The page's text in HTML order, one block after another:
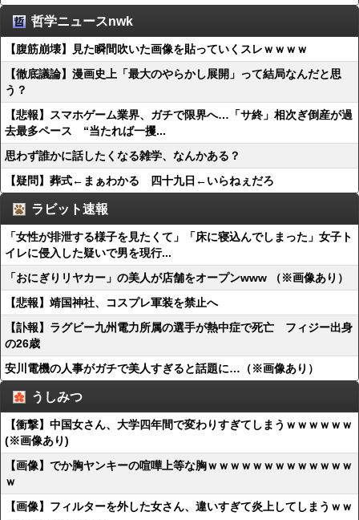
哲学ニュースnwk
【腹筋崩壊】見た瞬間吹いた画像を貼っていくスレｗｗｗｗ
【徹底議論】漫画史上「最大のやらかし展開」って結局なんだと思
う？
【悲報】スマホゲーム業界、ガチで限界へ…「サ終」相次ぎ倒産が過
去最多ペース “当たれば一攫...
思わず誰かに話したくなる雑学、なんかある？
【疑問】葬式←まぁわかる 四十九日←いらねぇだろ
ラビット速報
「女性が排泄する様子を見たくて」「床に寝込んでしまった」女子ト
イレに侵入した疑いで男を現行...
「おにぎりリヤカー」の美人が店舗をオープンwww （※画像あり）
【悲報】靖国神社、コスプレ軍装を禁止へ
【訃報】ラグビー九州電力所属の選手が熱中症で死亡 フィジー出身
の26歳
安川電機の人事がガチで美人すぎると話題に…（※画像あり）
うしみつ
【衝撃】中国女さん、大学四年間で変わりすぎてしまうｗｗｗｗｗｗ
(※画像あり)
【画像】でか胸ヤンキーの喧嘩上等な胸ｗｗｗｗｗｗｗｗｗｗｗｗｗ
ｗ
【画像】フィルターを外した女さん、違いすぎて炎上してしまうｗｗ